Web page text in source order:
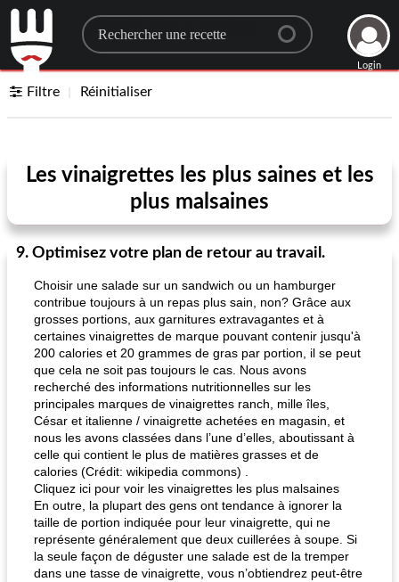
Search for a recipe
Login
Filtre Réinitialiser
Les vinaigrettes les plus saines et les
plus malsaines
9. Optimisez votre plan de retour au travail.
Choisir une salade sur un sandwich ou un hamburger
contribue toujours à un repas plus sain, non? Grâce aux
grosses portions, aux garnitures extravagantes et à
certaines vinaigrettes de marque pouvant contenir jusqu'à
200 calories et 20 grammes de gras par portion, il se peut
que cela ne soit pas toujours le cas. Nous avons
recherché des informations nutritionnelles sur les
principales marques de vinaigrettes ranch, mille îles,
César et italienne / vinaigrette achetées en magasin, et
nous les avons classées dans l’une d’elles, aboutissant à
celle qui contient le plus de matières grasses et de
calories (Crédit: wikipedia commons) .
Cliquez ici pour voir les vinaigrettes les plus malsaines
En outre, la plupart des gens ont tendance à ignorer la
taille de portion indiquée pour leur vinaigrette, qui ne
représente généralement que deux cuillerées à soupe. Si
la seule façon de déguster une salade est de la tremper
dans une tasse de vinaigrette, vous n’obtiendrez peut-être